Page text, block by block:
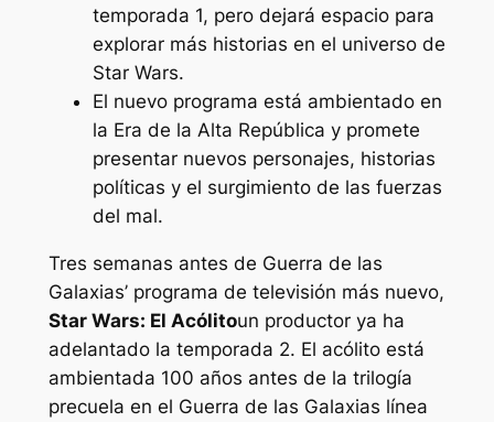
temporada 1, pero dejará espacio para
explorar más historias en el universo de
Star Wars.
El nuevo programa está ambientado en
la Era de la Alta República y promete
presentar nuevos personajes, historias
políticas y el surgimiento de las fuerzas
del mal.
Tres semanas antes de Guerra de las
Galaxias’ programa de televisión más nuevo,
Star Wars: El Acólitoun productor ya ha
adelantado la temporada 2. El acólito está
ambientada 100 años antes de la trilogía
precuela en el Guerra de las Galaxias línea